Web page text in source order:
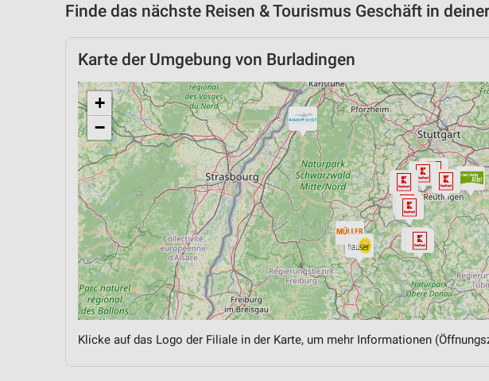
Finde das nächste Reisen & Tourismus Geschäft in
Karte der Umgebung von Burladingen
+
−
Klicke auf das Logo der Filiale in der Karte, um mehr Informationen